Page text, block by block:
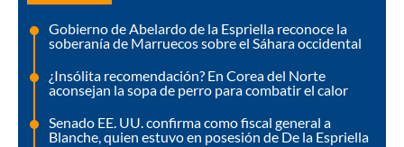
Gobierno de Abelardo de la Espriella reconoce la
soberanía de Marruecos sobre el Sáhara occidental
¿Insólita recomendación? En Corea del Norte
aconsejan la sopa de perro para combatir el calor
Senado EE. UU. confirma como fiscal general a
Blanche, quien estuvo en posesión de De la Espriella